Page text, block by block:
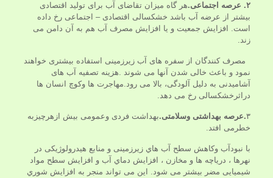
۲. عرصه اجتماعی.
هر گاه میزان تقاضای آب برای تولید اقتصادی
بیشتر از عرضه آب باشد خشکسالی اقتصادی – اجتماعی رخ داده
است. افزایش جمعیت و یا افزایش مصرف آب هم به آن دامن می
زند.
مصرف کنندگان از سفره های آب زیرزمینی استفاده بیشتری خواهند
نمود و باعث خالی شدن آنها می شوند .هزینه تصفیه آب های
آشامیدنی به دلیل آلودگی، بالا می رود.مهاجرت ها وکوچ انسان ها
دراثرخشکسالی رخ می دهد.
۳.عرصه بهداشتی وسلامتی.بهداشت فردی وعمومی بیش ازهرچیزبه
خطرمی افتد.
با نبودآب وکاهش سطح آب هاي زیرزمینی و منابع هیدرولوژیکی در
نهرها ، دریاچه ها و مخازن ، افزایش دماي آب و افزایش سطح مواد
شیمیایی مضر بیشتر می شود. این می تواند منجر به افزایش شوري